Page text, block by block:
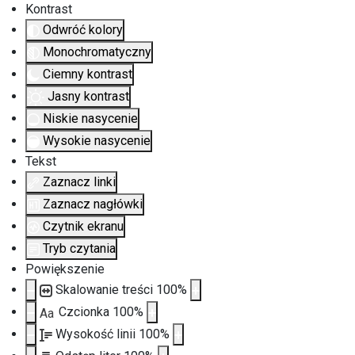
Kontrast
Odwróć kolory
Monochromatyczny
Ciemny kontrast
Jasny kontrast
Niskie nasycenie
Wysokie nasycenie
Tekst
Zaznacz linki
Zaznacz nagłówki
Czytnik ekranu
Tryb czytania
Powiększenie
Skalowanie treści 100%
Aa Czcionka 100%
Wysokość linii 100%